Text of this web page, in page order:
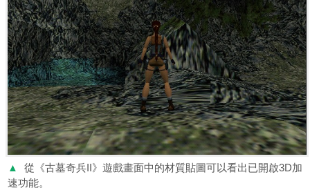
▲
從《古墓奇兵II》遊戲畫面中的材質貼圖可以看出已開啟3D加
速功能。